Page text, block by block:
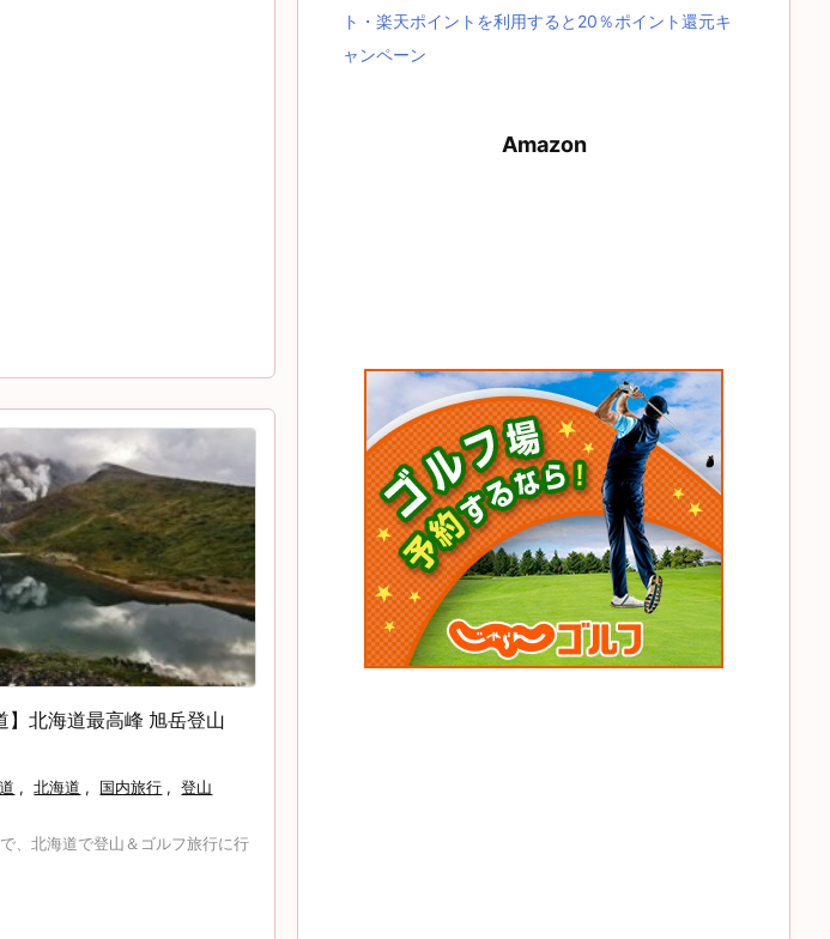
】北海道最高峰 旭岳登山
, 北海道 , 国内旅行 , 登山
北海道で登山＆ゴルフ旅行に行
ト・楽天ポイントを利用すると20％ポイント還元キ
ャンペーン
Amazon